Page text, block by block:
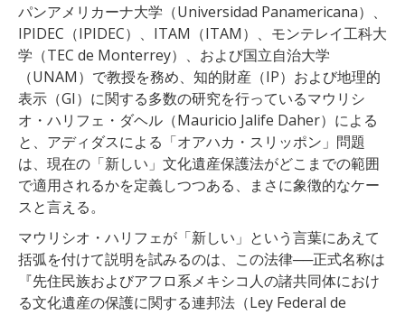
パンアメリカーナ大学（Universidad Panamericana）、
IPIDEC（IPIDEC）、ITAM（ITAM）、モンテレイ工科大
学（TEC de Monterrey）、および国立自治大学
（UNAM）で教授を務め、知的財産（IP）および地理的
表示（GI）に関する多数の研究を行っているマウリシ
オ・ハリフェ・ダヘル（Mauricio Jalife Daher）による
と、アディダスによる「オアハカ・スリッポン」問題
は、現在の「新しい」文化遺産保護法がどこまでの範囲
で適用されるかを定義しつつある、まさに象徴的なケー
スと言える。
マウリシオ・ハリフェが「新しい」という言葉にあえて
括弧を付けて説明を試みるのは、この法律──正式名称は
『先住民族およびアフロ系メキシコ人の諸共同体におけ
る文化遺産の保護に関する連邦法（Ley Federal de